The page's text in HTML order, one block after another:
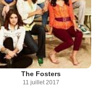
The Fosters
11 juillet 2017